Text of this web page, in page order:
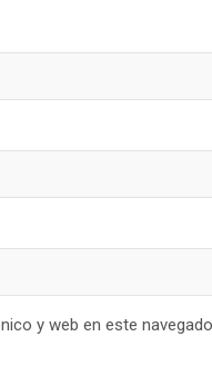
y web en este